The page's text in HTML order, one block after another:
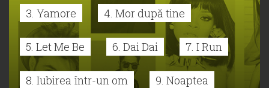
3. Yamore 4. Mor după tine
5. Let Me Be 6. Dai Dai 7. I Run
8. Iubirea într-un om 9. Noaptea